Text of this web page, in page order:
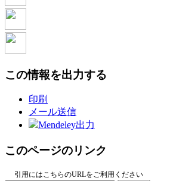
この情報を出力する
印刷
メール送信
Mendeley出力
このページのリンク
引用にはこちらのURLをご利用ください